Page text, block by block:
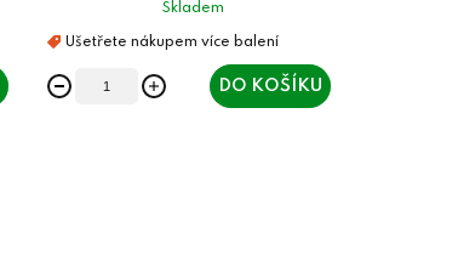
Skladem
DO KOŠÍKU